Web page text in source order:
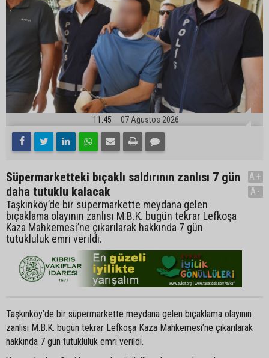
11:45 07 Ağustos 2026
Süpermarketteki bıçaklı saldırının zanlısı 7 gün
daha tutuklu kalacak
Taşkınköy’de bir süpermarkette meydana gelen
bıçaklama olayının zanlısı M.B.K. bugün tekrar Lefkoşa
Kaza Mahkemesi’ne çıkarılarak hakkında 7 gün
tutukluluk emri verildi.
A+
A-
Taşkınköy’de bir süpermarkette meydana gelen bıçaklama olayının
zanlısı M.B.K. bugün tekrar Lefkoşa Kaza Mahkemesi’ne çıkarılarak
hakkında 7 gün tutukluluk emri verildi.